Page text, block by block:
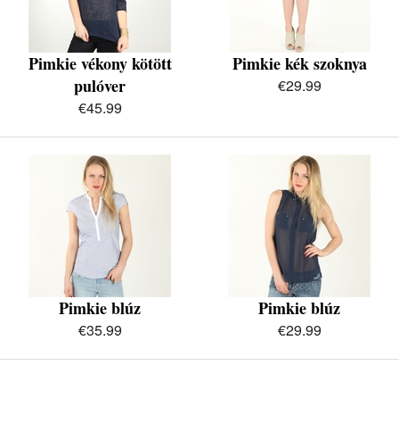
Pimkie vékony kötött
pulóver
€45.99
Pimkie kék szoknya
€29.99
Pimkie blúz
€35.99
Pimkie blúz
€29.99